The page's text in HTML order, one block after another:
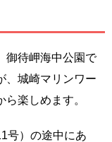
御待岬海中公園で
、城崎マリンワー
楽しめます。
号）の途中にあ